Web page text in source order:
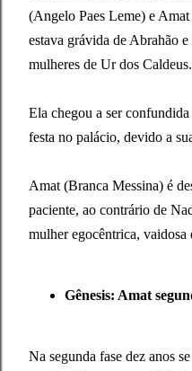
(Angelo Paes Leme) e
estava grávida de Abrahão
mulheres de Ur dos Caldeus.
Ela chegou a ser
festa no palácio, devido a
Amat (Branca Messina) é
paciente, ao contrário de
mulher egocêntrica, vaidosa
Gênesis: Amat
Na segunda fase dez anos